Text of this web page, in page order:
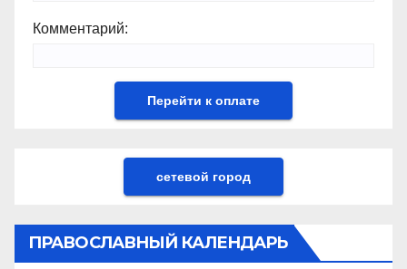
Комментарий:
сетевой город
ПРАВОСЛАВНЫЙ КАЛЕНДАРЬ